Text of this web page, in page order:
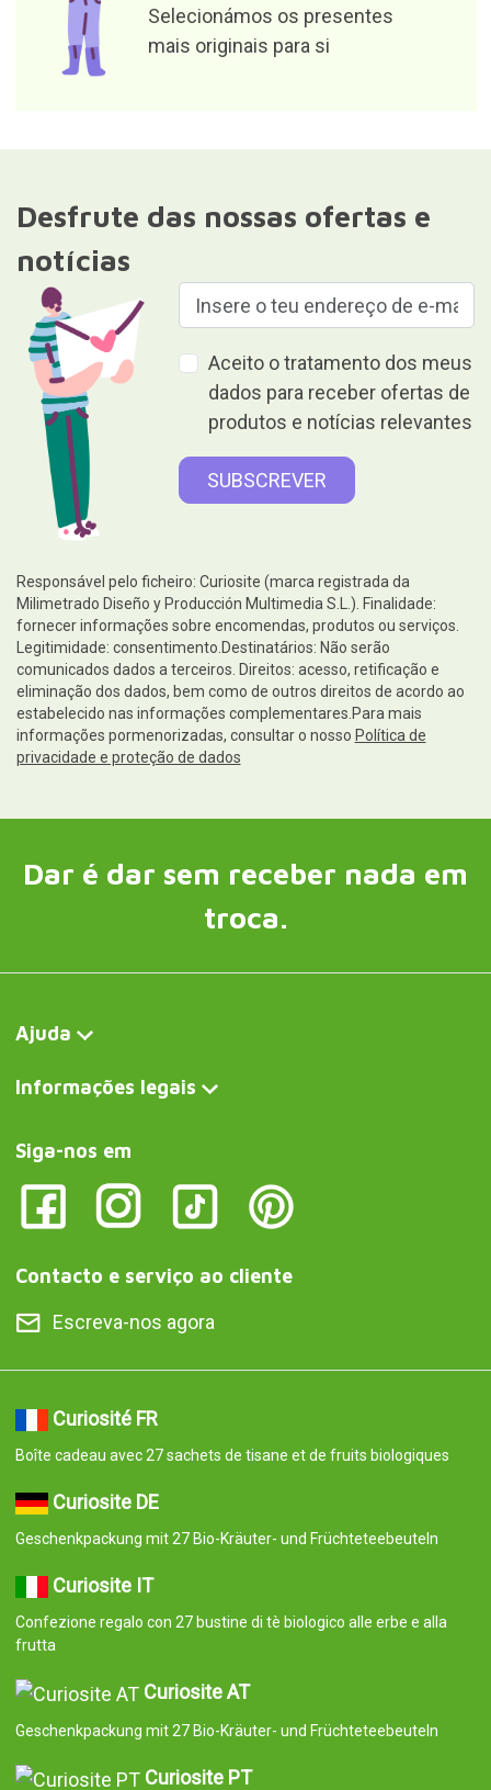
Selecionámos os presentes
mais originais para si
Desfrute das nossas ofertas e
notícias
Aceito o tratamento dos meus
dados para receber ofertas de
produtos e notícias relevantes
Responsável pelo ficheiro: Curiosite (marca registrada da
Milimetrado Diseño y Producción Multimedia S.L.). Finalidade:
fornecer informações sobre encomendas, produtos ou serviços.
Legitimidade: consentimento.Destinatários: Não serão
comunicados dados a terceiros. Direitos: acesso, retificação e
eliminação dos dados, bem como de outros direitos de acordo ao
estabelecido nas informações complementares.Para mais
informações pormenorizadas, consultar o nosso Política de
privacidade e proteção de dados
Dar é dar sem receber nada em
troca.
Ajuda
Informações legais
Siga-nos em
Contacto e serviço ao cliente
Escreva-nos agora
Curiosité FR
Boîte cadeau avec 27 sachets de tisane et de fruits biologiques
Curiosite DE
Geschenkpackung mit 27 Bio-Kräuter- und Früchteteebeuteln
Curiosite IT
Confezione regalo con 27 bustine di tè biologico alle erbe e alla
frutta
Curiosite AT
Geschenkpackung mit 27 Bio-Kräuter- und Früchteteebeuteln
Curiosite PT